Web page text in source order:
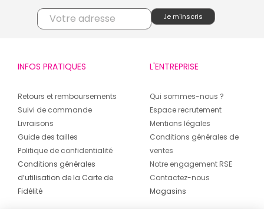
INFOS PRATIQUES
Retours et remboursements
Suivi de commande
Livraisons
Guide des tailles
Politique de confidentialité
Conditions générales
d’utilisation de la Carte de
Fidélité
L'ENTREPRISE
Qui sommes-nous ?
Espace recrutement
Mentions légales
Conditions générales de
ventes
Notre engagement RSE
Contactez-nous
Magasins